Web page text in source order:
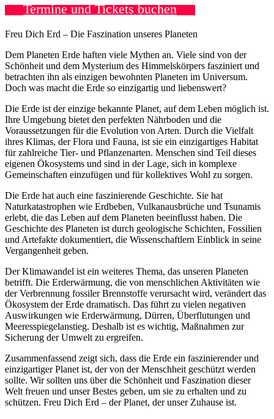
Termine und Tickets buchen
Freu Dich Erd – Die Faszination unseres Planeten
Dem Planeten Erde haften viele Mythen an. Viele sind von der
Schönheit und dem Mysterium des Himmelskörpers fasziniert und
betrachten ihn als einzigen bewohnten Planeten im Universum.
Doch was macht die Erde so einzigartig und liebenswert?
Die Erde ist der einzige bekannte Planet, auf dem Leben möglich ist.
Ihre Umgebung bietet den perfekten Nährboden und die
Voraussetzungen für die Evolution von Arten. Durch die Vielfalt
ihres Klimas, der Flora und Fauna, ist sie ein einzigartiges Habitat
für zahlreiche Tier- und Pflanzenarten. Menschen sind Teil dieses
eigenen Ökosystems und sind in der Lage, sich in komplexe
Gemeinschaften einzufügen und für kollektives Wohl zu sorgen.
Die Erde hat auch eine faszinierende Geschichte. Sie hat
Naturkatastrophen wie Erdbeben, Vulkanausbrüche und Tsunamis
erlebt, die das Leben auf dem Planeten beeinflusst haben. Die
Geschichte des Planeten ist durch geologische Schichten, Fossilien
und Artefakte dokumentiert, die Wissenschaftlern Einblick in seine
Vergangenheit geben.
Der Klimawandel ist ein weiteres Thema, das unseren Planeten
betrifft. Die Erderwärmung, die von menschlichen Aktivitäten wie
der Verbrennung fossiler Brennstoffe verursacht wird, verändert das
Ökosystem der Erde dramatisch. Das führt zu vielen negativen
Auswirkungen wie Erderwärmung, Dürren, Überflutungen und
Meeresspiegelanstieg. Deshalb ist es wichtig, Maßnahmen zur
Sicherung der Umwelt zu ergreifen.
Zusammenfassend zeigt sich, dass die Erde ein faszinierender und
einzigartiger Planet ist, der von der Menschheit geschützt werden
sollte. Wir sollten uns über die Schönheit und Faszination dieser
Welt freuen und unser Bestes geben, um sie zu erhalten und zu
schützen. Freu Dich Erd – der Planet, der unser Zuhause ist.